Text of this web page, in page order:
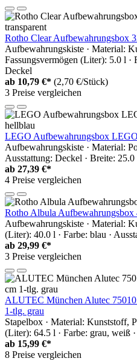
Rotho Clear Aufbewahrungsbox
Aufbewahrungskiste · Material:
Fassungsvermögen (Liter): 5.0 l ·
Deckel
ab 10,79 €* (2,70 €/Stück)
3 Preise vergleichen
LEGO Aufbewahrungsbox
Aufbewahrungskiste · Material:
Ausstattung: Deckel · Breite: 25.0
ab 27,39 €*
4 Preise vergleichen
Rotho Albula
Aufbewahrungskiste · Material:
(Liter): 40.0 l · Farbe: blau ·
ab 29,99 €*
3 Preise vergleichen
ALUTEC München Alutec
1-tlg. grau
Stapelbox · Material: Kunststoff,
(Liter): 64.5 l · Farbe: grau, weiß
ab 15,99 €*
8 Preise vergleichen